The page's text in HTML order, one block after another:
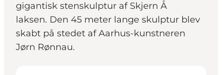
gigantisk stenskulptur af Skjern Å
laksen. Den 45 meter lange skulptur blev
skabt på stedet af Aarhus-kunstneren
Jørn Rønnau.